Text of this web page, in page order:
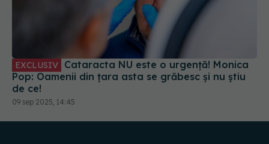
Pop: Oamenii din țara asta se grăbesc și nu știu
de ce!
09 sep 2025, 14:45